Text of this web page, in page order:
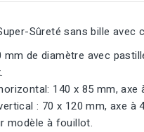
Sûreté sans bille avec
mm de diamètre avec
140 x 85 mm,
: 70 x 120 mm, axe à
modèle à fouillot.